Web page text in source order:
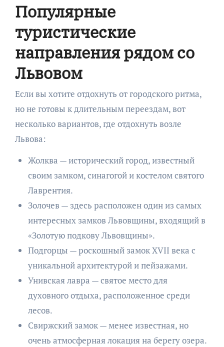
Популярные
туристические
направления рядом со
Львовом
Если вы хотите отдохнуть от городского ритма,
но не готовы к длительным переездам, вот
несколько вариантов, где отдохнуть возле
Львова:
Жолква — исторический город, известный
своим замком, синагогой и костелом святого
Лаврентия.
Золочев — здесь расположен один из самых
интересных замков Львовщины, входящий в
«Золотую подкову Львовщины».
Подгорцы — роскошный замок XVII века с
уникальной архитектурой и пейзажами.
Унивская лавра — святое место для
духовного отдыха, расположенное среди
лесов.
Свиржский замок — менее известная, но
очень атмосферная локация на берегу озера.